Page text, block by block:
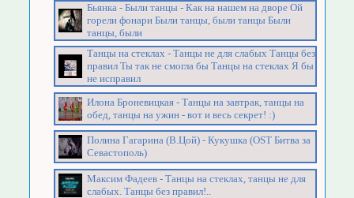
Бьянка - Были танцы - Как на нашем на дворе Ой
горели фонари Были танцы, были танцы Были
танцы, были
Танцы на стеклах - Танцы не для слабых Танцы без
правил Ты так не смогла бы Танцы на стеклах Я бы
не исправил
Илона Броневицкая - Танцы на завтрак, танцы на
обед, танцы на ужин - вот и весь секрет! :)
Полина Гагарина (В.Цой) - Кукушка (OST Битва за
Севастополь)
Максим Фадеев - Танцы на стеклах, танцы не для
слабых. Танцы без правил!..